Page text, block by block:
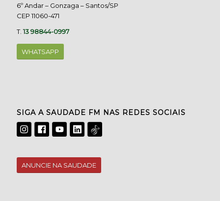
6º Andar – Gonzaga – Santos/SP
CEP 11060-471
T.13 98844-0997
WHATSAPP
SIGA A SAUDADE FM NAS REDES SOCIAIS
ANUNCIE NA SAUDADE